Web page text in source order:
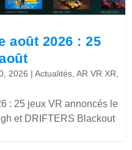
août 2026 : 25
2026 |Actualités,AR VR XR,
: 25 jeux VR annoncés le
et DRIFTERS Blackout